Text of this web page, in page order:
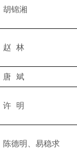
胡锦湘
赵 林
唐 斌
许 明
陈德明、易稳求